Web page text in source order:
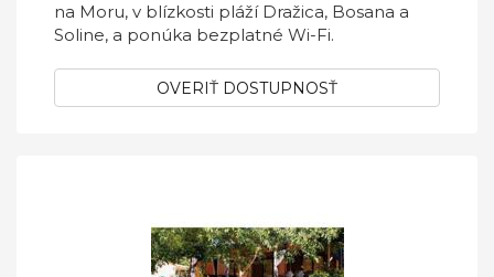
na Moru, v blízkosti pláží Dražica, Bosana a
Soline, a ponúka bezplatné Wi-Fi.
OVERIŤ DOSTUPNOSŤ